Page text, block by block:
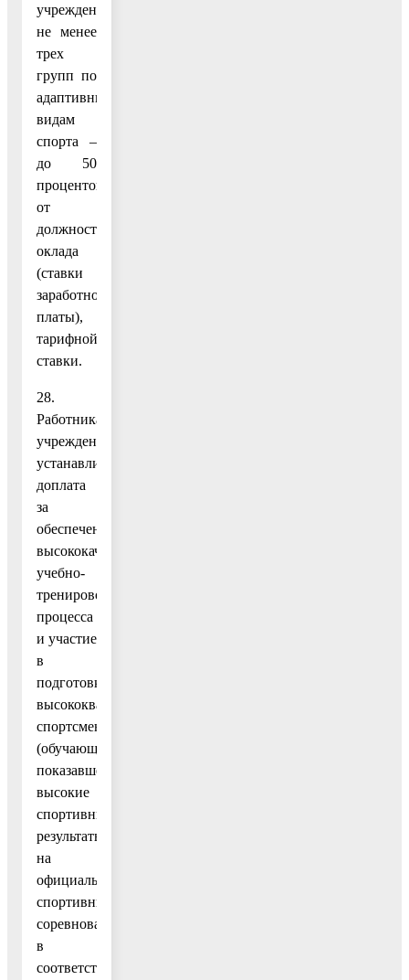
учреждении
не менее
трех
групп по
адаптивным
видам
спорта –
до 50
процентов
от
должностного
оклада
(ставки
заработной
платы),
тарифной
ставки.
28.
Работникам
учреждений
устанавливается
доплата
за
обеспечение
высококачественного
учебно-
тренировочного
процесса
и участие
в
подготовке
высококвалифицированного
спортсмена
(обучающегося),
показавшего
высокие
спортивные
результаты
на
официальных
спортивных
соревнованиях,
в
соответствии